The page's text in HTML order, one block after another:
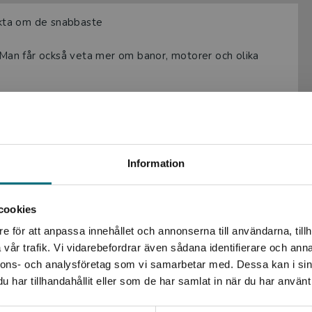
Information
för att anpassa innehållet och annonserna till användarna,
trafik. Vi vidarebefordrar även sådana identifierare och
och analysföretag som vi samarbetar med. Dessa kan i
har tillhandahållit eller som de har samlat in när du har
Begränsad fraktregion
Det verkar som att du besöker nyponochviljaforlag.se via
en enhet utanför Sverige. Vi erbjuder inte leveranser
utanför Sverige. För att kunna slutföra ett köp måste
leveransadressen vara i Sverige.
om de snabbaste
får också veta mer om banor, motorer och olika
eleverna. Med lite text men mycket bilder
formen, det enkla språket och de intressanta
läsare.
ibland förekommer mycket enkla diagram, som i en
för att locka till vidare läsning.
och sedan dess har hon skrivit ett antal lättlästa
oavsett förutsättningar.